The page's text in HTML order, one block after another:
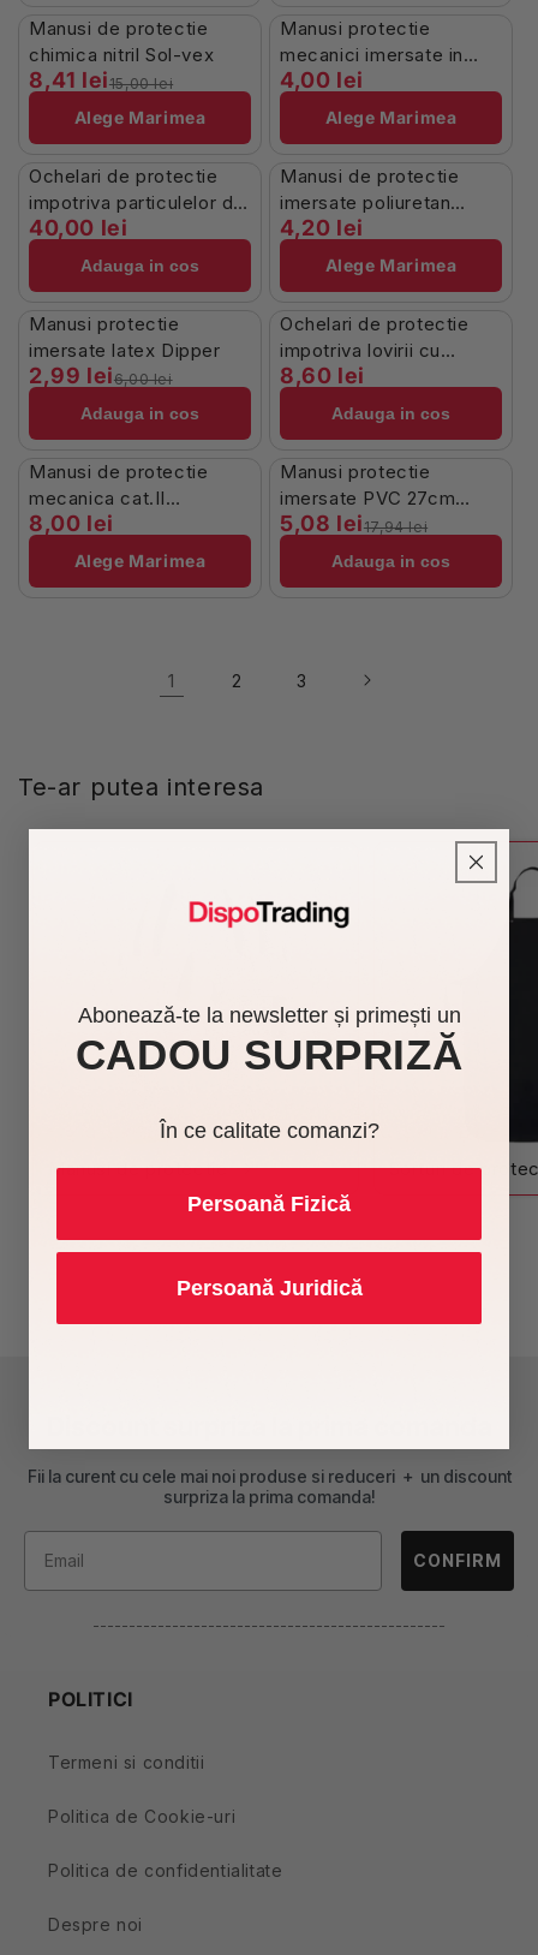
-44%
Manusi de protectie
chimica nitril Sol-vex
8,41 lei15,00 lei
Alege Marimea
Manusi protectie
mecanici imersate in
poliuretan Tech Black
negre
4,00 lei
Alege Marimea
Ochelari de protectie
impotriva particulelor de
mare viteza
40,00 lei
Adauga in cos
Manusi de protectie
imersate poliuretan
Sensor White
4,20 lei
Alege Marimea
-50%
Manusi protectie
imersate latex Dipper
2,99 lei6,00 lei
Adauga in cos
Ochelari de protectie
impotriva lovirii cu
particule solide Clear
8,60 lei
Adauga in cos
Manusi de protectie
mecanica cat.II
poliuretan Ultrane 548
8,00 lei
Alege Marimea
-72%
Manusi protectie
imersate PVC 27cm
Redstart
5,08 lei17,94 lei
Adauga in cos
1 2 3
Te-ar putea interesa
Manusi de protectie Sorturi de
Fii la curent cu cele mai noi produse si reduceri + un discount
surpriza la prima comanda!
CONFIRM
-------------------------------------------------
POLITICI
Termeni si conditii
Politica de Cookie-uri
Politica de confidentialitate
Despre noi
Abonează-te la newsletter și primești un
CADOU SURPRIZĂ
În ce calitate comanzi?
Persoană Fizică
Persoană Juridică